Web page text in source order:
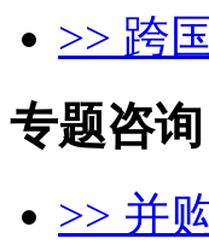
>> 跨
专题咨询
>> 并